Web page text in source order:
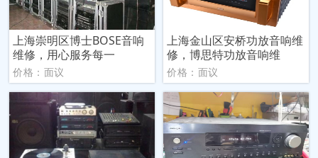
上海崇明区博士BOSE音响
维修，用心服务每一
价格：面议
上海金山区安桥功放音响维
修，博思特功放音响维
价格：面议